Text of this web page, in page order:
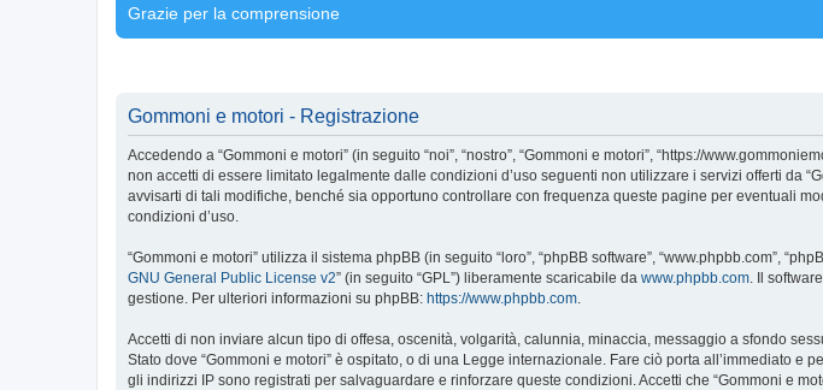
Grazie per la comprensione
Gommoni e motori - Registrazione
Accedendo a “Gommoni e motori” (in seguito “noi”, “nostro”, “Gommoni e motori”, “https://
non accetti di essere limitato legalmente dalle condizioni d’uso seguenti non utilizzare i servizi offerti da
avvisarti di tali modifiche, benché sia opportuno controllare con frequenza queste pagine per eventuali
condizioni d’uso.
“Gommoni e motori” utilizza il sistema phpBB (in seguito “loro”, “phpBB software”, “www.phpbb.com”,
GNU General Public License v2” (in seguito “GPL”) liberamente scaricabile da www.phpbb.com . Il
gestione. Per ulteriori informazioni su phpBB: https://www.phpbb.com
Accetti di non inviare alcun tipo di offesa, oscenità, volgarità, calunnia, minaccia, messaggio a sfondo
Stato dove “Gommoni e motori” è ospitato, o di una Legge internazionale. Fare ciò porta all’immediato
gli indirizzi IP sono registrati per salvaguardare e rinforzare queste condizioni. Accetti che “Gommoni e